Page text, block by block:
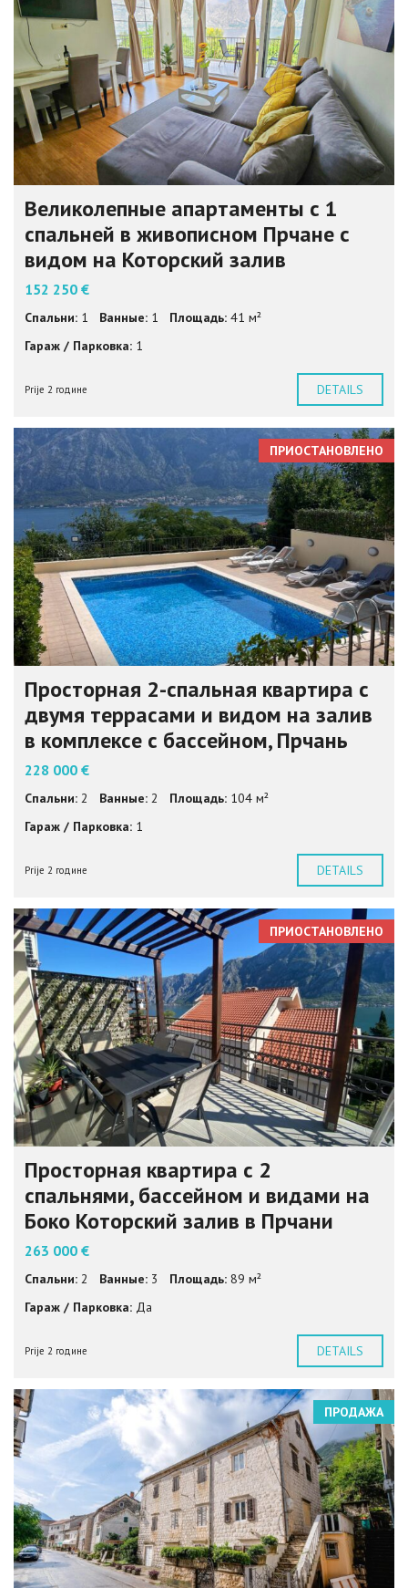
Великолепные апартаменты с 1
спальней в живописном Прчане с
видом на Которский залив
152 250 €
Спальни: 1 Ванные: 1 Площадь: 41 м²
Гараж / Парковка: 1
Prije 2 године DETAILS
ПРИОСТАНОВЛЕНО
Просторная 2-спальная квартира с
двумя террасами и видом на залив
в комплексе с бассейном, Прчань
228 000 €
Спальни: 2 Ванные: 2 Площадь: 104 м²
Гараж / Парковка: 1
Prije 2 године DETAILS
ПРИОСТАНОВЛЕНО
Просторная квартира с 2
спальнями, бассейном и видами на
Боко Которский залив в Прчани
263 000 €
Спальни: 2 Ванные: 3 Площадь: 89 м²
Гараж / Парковка: Да
Prije 2 године DETAILS
ПРОДАЖА